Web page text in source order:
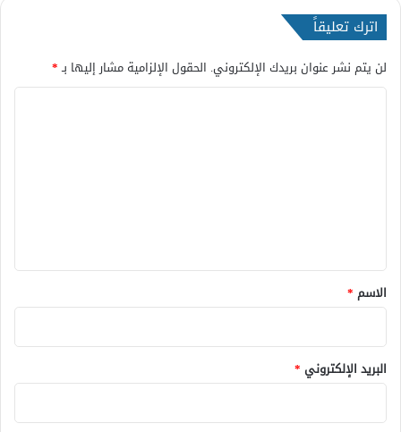
اترك تعليقاً
لن يتم نشر عنوان بريدك الإلكتروني. الحقول الإلزامية مشار إليها بـ*
*
الاسم *
البريد الإلكتروني *